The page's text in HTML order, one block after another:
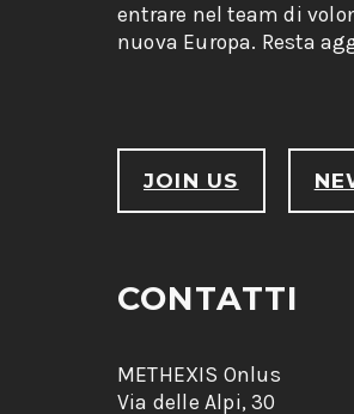
entrare nel team di
nuova Europa. Resta
JOIN US
CONTATTI
METHEXIS Onlus
Via delle Alpi, 30